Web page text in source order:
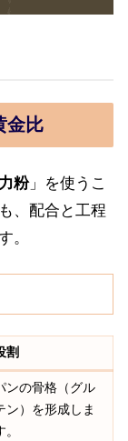
金比
粉」を使うこ
、配合と工程
。
割
ンの骨格（グル
ン）を形成しま
。